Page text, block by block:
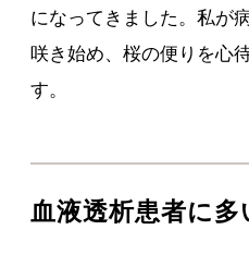
になってきました。私が
咲き始め、桜の便りを心
す。
血液透析患者に多